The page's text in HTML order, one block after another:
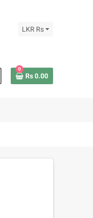
LKR Rs
0
Rs 0.00